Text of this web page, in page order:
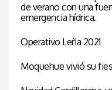
de verano con una
emergencia hídrica.
Operativo Leña 2021
Moquehue vivió su